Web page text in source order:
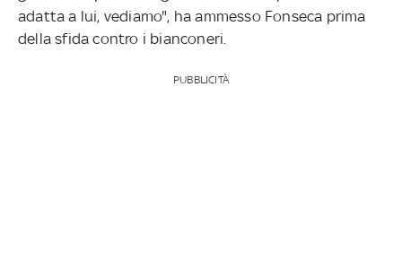
adatta a lui, vediamo", ha ammesso Fonseca prima
della sfida contro i bianconeri.
PUBBLICITÀ